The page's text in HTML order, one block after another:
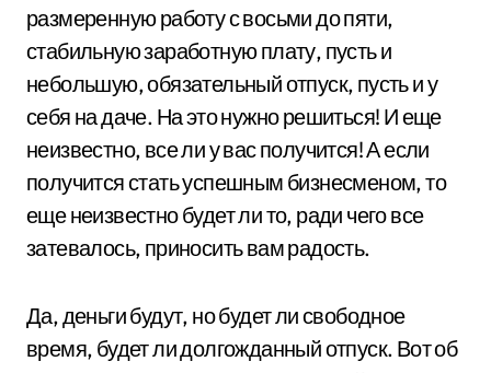
размеренную работу с восьми до пяти,
стабильную заработную плату, пусть и
небольшую, обязательный отпуск, пусть и у
себя на даче. На это нужно решиться! И еще
неизвестно, все ли у вас получится! А если
получится стать успешным бизнесменом, то
еще неизвестно будет ли то, ради чего все
затевалось, приносить вам радость.
Да, деньги будут, но будет ли свободное
время, будет ли долгожданный отпуск. Вот об